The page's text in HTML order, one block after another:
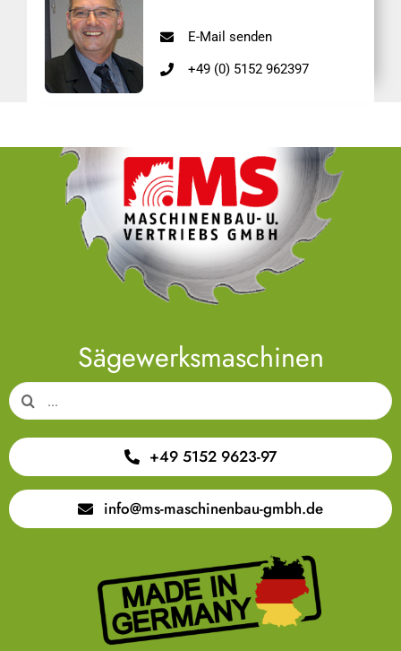
E-Mail senden
+49 (0) 5152 962397
Sägewerksmaschinen
Suche
nach:
+49 5152 9623-97
info@ms-maschinenbau-gmbh.de